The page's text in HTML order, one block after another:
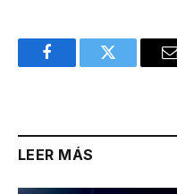
FacebookTwitter
LEER MÁS